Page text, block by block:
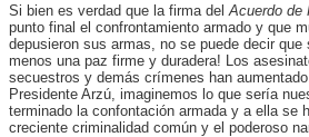
Si bien es verdad que la firma del Acuerdo de
punto final el confrontamiento armado y que
depusieron sus armas, no se puede decir que
menos una paz firme y duradera! Los
secuestros y demás crímenes han
Presidente Arzú, imaginemos lo que sería
terminado la confontación armada y a ella se
creciente criminalidad común y el poderoso